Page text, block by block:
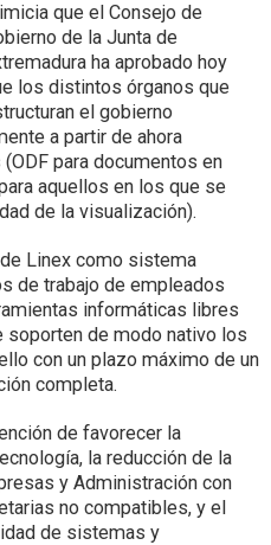
que el Consejo de
de la Junta de
ha aprobado hoy
los distintos órganos que
el gobierno
a partir de ahora
para documentos en
aquellos en los que se
de la visualización).
Linex como sistema
de trabajo de empleados
informáticas libres
soporten de modo nativo los
con un plazo máximo de un
completa.
de favorecer la
la reducción de la
y Administración con
no compatibles, y el
de sistemas y